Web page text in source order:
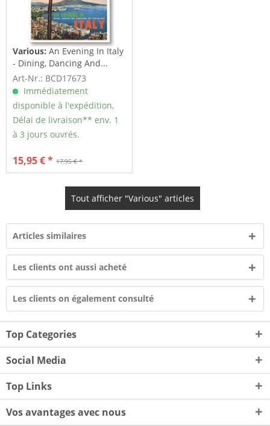
Various: An Evening In Italy
- Dining, Dancing And...
Art-Nr.: BCD17673
Immédiatement
disponible à l'expédition,
Délai de livraison** env. 1
à 3 jours ouvrés.
17,95 € *
15,95 € *
Tout afficher "Various" articles
Articles similaires
Les clients ont aussi acheté
Les clients on également consulté
Top Categories
Social Media
Top Links
Vos avantages avec nous